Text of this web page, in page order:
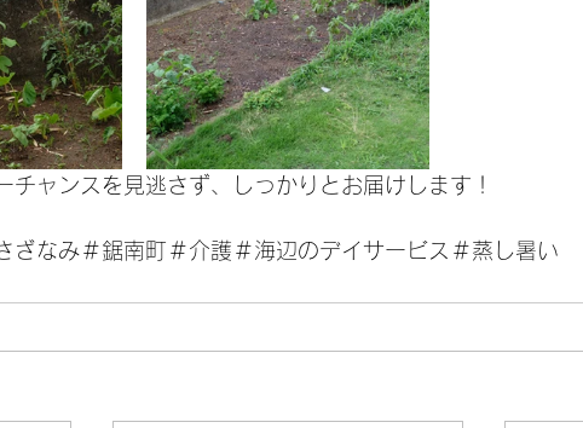
チャンスを見逃さず、しっかりとお届けします！
ざなみ＃鋸南町＃介護＃海辺のデイサービス＃蒸し暑い